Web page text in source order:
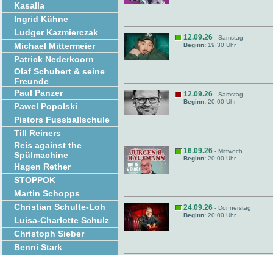
Kasalla
Ingrid Kühne
Ludger Kazmierczak
Michael Mittermeier
Patrick Nederkoorn
Olaf Schubert & seine
Freunde
Paul Panzer
Pawel Popolski
Pistors Fussballschule
Till Reiners
Reis against the
Spülmachine
Hagen Rether
STOPPOK
Martin Schopps
Christian Schulte-Loh
Luisa-Charlotte Schulz
Christoph Sieber
Benni Stark
12.09.26 - Samstag
Beginn: 19:30 Uhr
12.09.26 - Samstag
Beginn: 20:00 Uhr
16.09.26 - Mittwoch
Beginn: 20:00 Uhr
24.09.26 - Donnerstag
Beginn: 20:00 Uhr